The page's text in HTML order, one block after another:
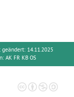
14.11.2025
AK FR KB OS